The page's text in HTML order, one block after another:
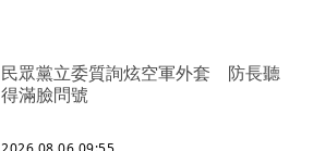
民眾黨立委質詢炫空軍外套 防長聽
得滿臉問號